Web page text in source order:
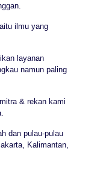
ilmu yang
layanan
namun paling
& rekan kami
dan pulau-pulau
Kalimantan,